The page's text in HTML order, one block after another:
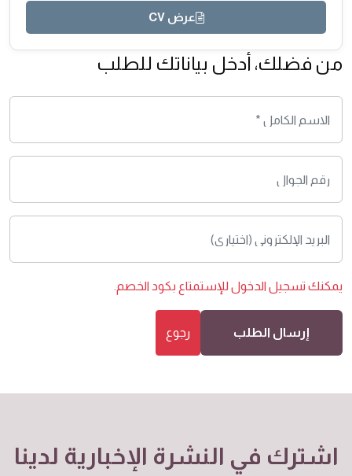
عرض CV
من فضلك، أدخل بياناتك للطلب
يمكنك تسجيل الدخول للإستمتاع بكود الخصم.
إرسال الطلب رجوع
اشترك في النشرة الإخبارية لدينا